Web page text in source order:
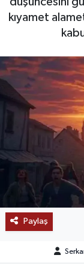
kıyamet
Paylaş
GÜNDEM
SAĞLIK
EĞİTİM
BÖLGE
KEŞFET
POPÜLER
DÜNYA
TREND
Son